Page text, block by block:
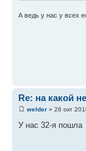
А ведь у нас у всех
Re: на какой
welder » 26 окт
У нас 32-я пошла